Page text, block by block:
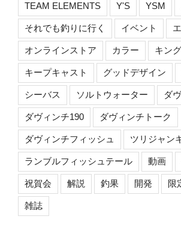
TEAM ELEMENTS Y'S YSM
それでも釣りに行く イベント
オンラインストア カラー キング
キープキャスト グッドデザイン
シーバス ソルトウォーター ダ
ダヴィンチ190 ダヴィンチトーク
ダヴィンチフィッシュ ツリジャン
ランブルフィッシュテール 動画
祝賀会 解説 釣果 開発 限
雑誌